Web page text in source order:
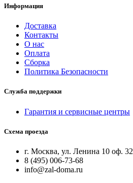
Информация
Доставка
Контакты
О нас
Оплата
Сборка
Политика Безопасности
Служба поддержки
Гарантия и сервисные центры
Схема проезда
г. Москва, ул. Ленина 10 оф. 32
8 (495) 006-73-68
info@zal-doma.ru